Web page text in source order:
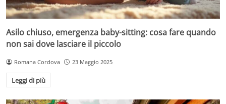
Asilo chiuso, emergenza baby-sitting: cosa fare quando
non sai dove lasciare il piccolo
Romana Cordova 23 Maggio 2025
Leggi di più